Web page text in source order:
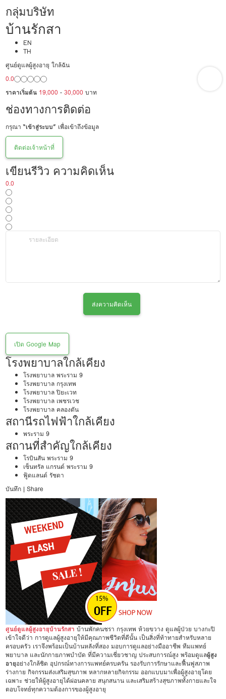
กลุ่มบริษัท
บ้านรักสา
EN
TH
ศูนย์ดูแลผู้สูงอายุ ใกล้ฉัน
0.0
ราคาเริ่มต้น 19,000 -30,000 บาท
ช่องทางการติดต่อ
กรุณา“เข้าสู่ระบบ” เพื่อเข้าถึงข้อมูล
ติดต่อเจ้าหน้าที่
เขียนรีวิว ความคิดเห็น
0.0
ส่งความคิดเห็น
เปิด Google Map
โรงพยาบาลใกล้เคียง
โรงพยาบาล พระราม 9
โรงพยาบาล กรุงเทพ
โรงพยาบาล ปิยะเวท
โรงพยาบาล เพชรเวช
โรงพยาบาล คลองตัน
สถานีรถไฟฟ้าใกล้เคียง
พระราม 9
สถานที่สำคัญใกล้เคียง
โรบินสัน พระราม 9
เซ็นทรัล แกรนด์ พระราม 9
ฟู้ดแลนด์ รัชดา
บันทึก | Share
ศูนย์ดูแลผู้สูงอายุบ้านรักสาบ้านพักคนชรา กรุงเทพ ห้วยขวาง ดูแลผู้ป่วย บางกะปิ
เข้าใจดีว่า การดูแลผู้สูงอายุให้มีคุณภาพชีวิตที่ดีนั้น เป็นสิ่งที่ท้าทายสำหรับหลาย
ครอบครัว เราจึงพร้อมเป็นบ้านหลังที่สอง มอบการดูแลอย่างมืออาชีพ ทีมแพทย์
พยาบาล และนักกายภาพบำบัด ที่มีความเชี่ยวชาญ ประสบการณ์สูง พร้อมดูแลผู้สูง
อายุอย่างใกล้ชิด อุปกรณ์ทางการแพทย์ครบครัน รองรับการรักษาและฟื้นฟูสภาพ
ร่างกาย กิจกรรมส่งเสริมสุขภาพ หลากหลายกิจกรรม ออกแบบมาเพื่อผู้สูงอายุโดย
เฉพาะ ช่วยให้ผู้สูงอายุได้ผ่อนคลาย สนุกสนาน และเสริมสร้างสุขภาพทั้งกายและใจ
ตอบโจทย์ทุกความต้องการของผู้สูงอายุ